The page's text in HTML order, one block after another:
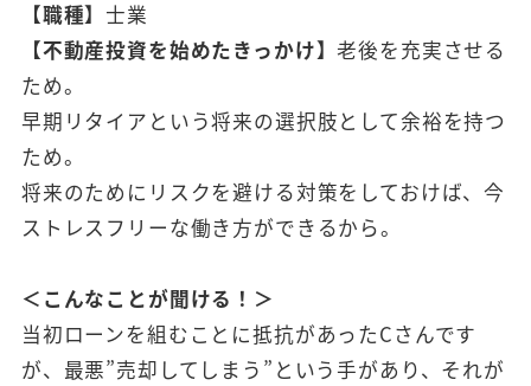
【職種】 士業
【不動産投資を始めたきっかけ】老後を充実させる
ため。
早期リタイアという将来の選択肢として余裕を持つ
ため。
将来のためにリスクを避ける対策をしておけば、今
ストレスフリーな働き方ができるから。
＜こんなことが聞ける！＞
当初ローンを組むことに抵抗があったCさんです
が、最悪”売却してしまう”という手があり、それが